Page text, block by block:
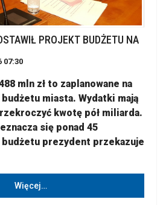
PROJEKT BUDŻETU NA
07:30
mln zł to zaplanowane na
miasta. Wydatki mają
kwotę pół miliarda.
się ponad 45
prezydent przekazuje
Więcej…